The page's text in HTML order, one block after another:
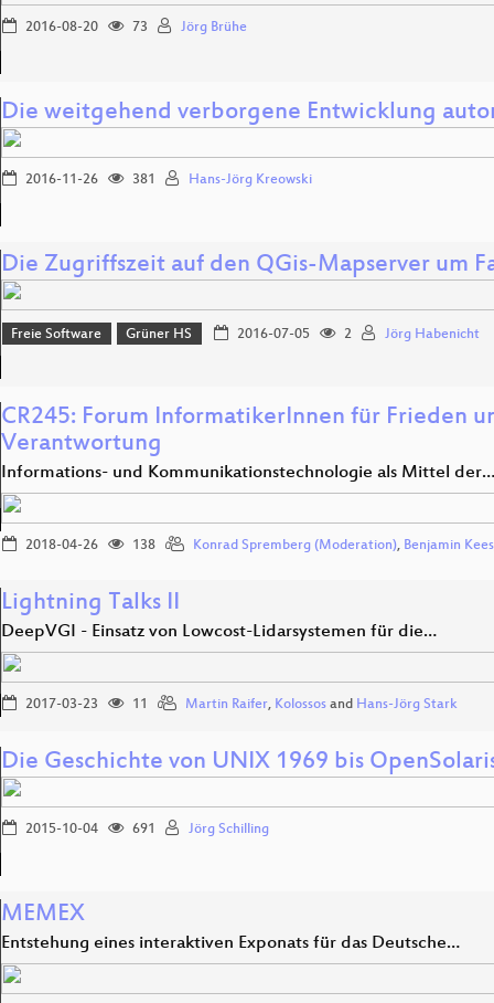
2016-08-20 73 Jörg Brühe
Die weitgehend verborgene Entwicklung
2016-11-26 381 Hans-Jörg Kreowski
Die Zugriffszeit auf den QGis-Mapserver um
Freie Software Grüner HS 2016-07-05 2 Jörg Habenicht
CR245: Forum InformatikerInnen für Frieden
Verantwortung
Informations- und Kommunikationstechnologie als Mittel der…
2018-04-26 138 Konrad Spremberg (Moderation), Benjamin Kees
Lightning Talks II
DeepVGI - Einsatz von Lowcost-Lidarsystemen für die…
2017-03-23 11 Martin Raifer, Kolossos and Hans-Jörg Stark
Die Geschichte von UNIX 1969 bis
2015-10-04 691 Jörg Schilling
MEMEX
Entstehung eines interaktiven Exponats für das Deutsche…